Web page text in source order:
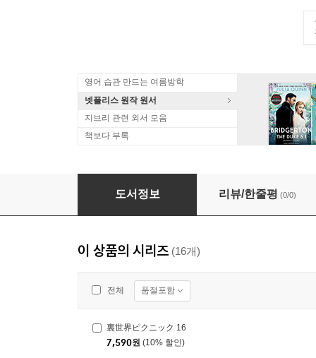
영어 습관 만드는 여름방학
넷플리스 원작 원서
지브리 관련 외서 모음
책보다 부록
裏世界ピクニック 3
도서정보 리뷰/한줄평 (0/0)
이 상품의 시리즈 (16개)
전체 품절포함
裏世界ピクニック 16
7,590원 (10% 할인)